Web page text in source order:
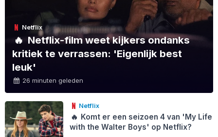
Netflix
🔥 Netflix-film weet kijkers ondanks
kritiek te verrassen: 'Eigenlijk best
leuk'
26 minuten geleden
Netflix
🔥 Komt er een seizoen 4 van 'My Life
with the Walter Boys' op Netflix?